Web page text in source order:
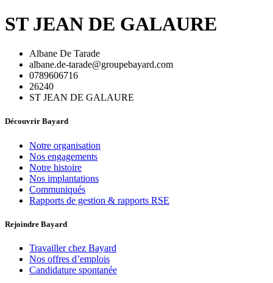
ST JEAN DE GALAURE
Albane De Tarade
albane.de-tarade@groupebayard.com
0789606716
26240
ST JEAN DE GALAURE
Découvrir Bayard
Notre organisation
Nos engagements
Notre histoire
Nos implantations
Communiqués
Rapports de gestion & rapports RSE
Rejoindre Bayard
Travailler chez Bayard
Nos offres d’emplois
Candidature spontanée